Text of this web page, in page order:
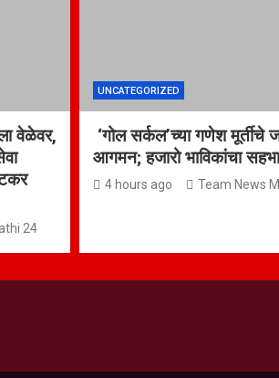
वेळेवर,
24
UNCATEGORIZED
‘गोल सर्कल’च्या गणेश मूर्तीचे
आगमन; हजारो भाविकांचा
4 hours ago Team News